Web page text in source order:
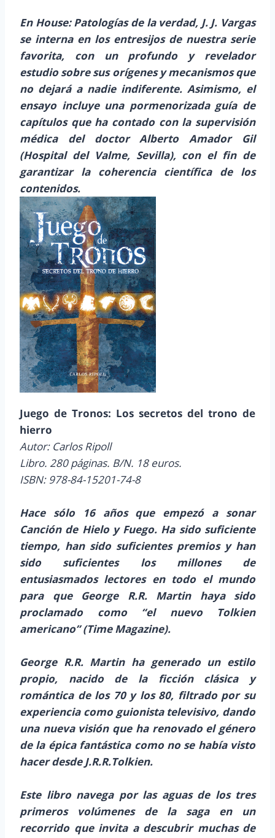
En House: Patologías de la verdad, J. J. Vargas
se interna en los entresijos de nuestra serie
favorita, con un profundo y revelador
estudio sobre sus orígenes y mecanismos que
no dejará a nadie indiferente. Asimismo, el
ensayo incluye una pormenorizada guía de
capítulos que ha contado con la supervisión
médica del doctor Alberto Amador Gil
(Hospital del Valme, Sevilla), con el fin de
garantizar la coherencia científica de los
contenidos.
Juego de Tronos: Los secretos del trono de
hierro
Autor: Carlos Ripoll
Libro. 280 páginas. B/N. 18 euros.
ISBN: 978-84-15201-74-8
Hace sólo 16 años que empezó a sonar
Canción de Hielo y Fuego. Ha sido suficiente
tiempo, han sido suficientes premios y han
sido suficientes los millones de
entusiasmados lectores en todo el mundo
para que George R.R. Martin haya sido
proclamado como “el nuevo Tolkien
americano” (Time Magazine).
George R.R. Martin ha generado un estilo
propio, nacido de la ficción clásica y
romántica de los 70 y los 80, filtrado por su
experiencia como guionista televisivo, dando
una nueva visión que ha renovado el género
de la épica fantástica como no se había visto
hacer desde J.R.R.Tolkien.
Este libro navega por las aguas de los tres
primeros volúmenes de la saga en un
recorrido que invita a descubrir muchas de